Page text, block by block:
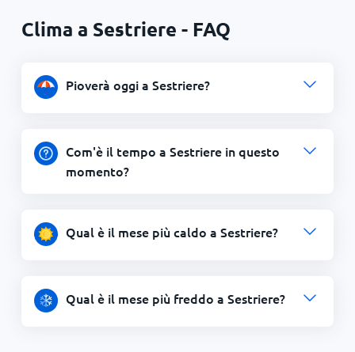
Clima a Sestriere - FAQ
Pioverà oggi a Sestriere?
Com'è il tempo a Sestriere in questo
momento?
Qual è il mese più caldo a Sestriere?
Qual è il mese più freddo a Sestriere?